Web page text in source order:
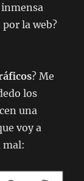
la web?
? Me
los
una
voy a
mal: